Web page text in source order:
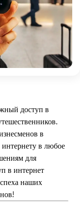
доступ в
в
в любое
для
в интернет
наших